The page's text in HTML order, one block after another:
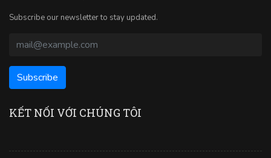
Subscribe our newsletter to stay updated.
KẾT NỐI VỚI CHÚNG TÔI